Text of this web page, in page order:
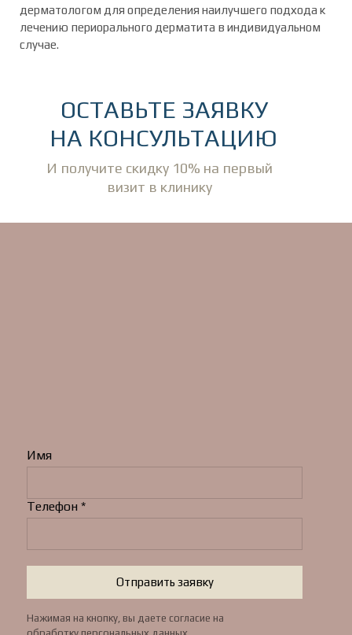
дерматологом для определения наилучшего подхода к
лечению периорального дерматита в индивидуальном
случае.
Имя
Телефон *
Отправить заявку
Нажимая на кнопку, вы даете согласие на
И получите скидку 10% на первый
визит в клинику
ОСТАВЬТЕ ЗАЯВКУ
НА КОНСУЛЬТАЦИЮ